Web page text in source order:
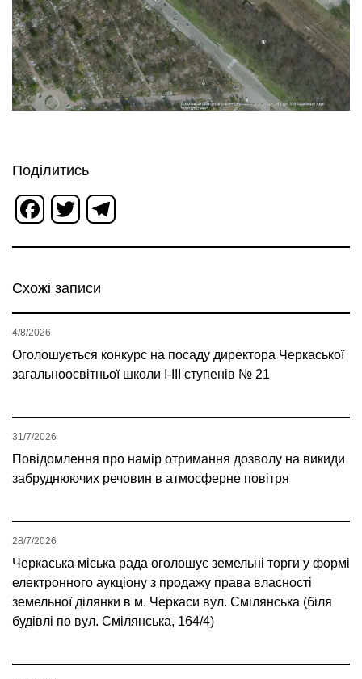
Поділитись
Facebook
Twitter
Схожі записи
Оголошується конкурс на посаду директора Черкаської
загальноосвітньої школи І-ІІІ ступенів № 21
4/8/2026
Повідомлення про намір отримання дозволу на викиди
забруднюючих речовин в атмосферне повітря
31/7/2026
Черкаська міська рада оголошує земельні торги у формі
електронного аукціону з продажу права власності
земельної ділянки в м. Черкаси вул. Смілянська (біля
будівлі по вул. Смілянська, 164/4)
28/7/2026